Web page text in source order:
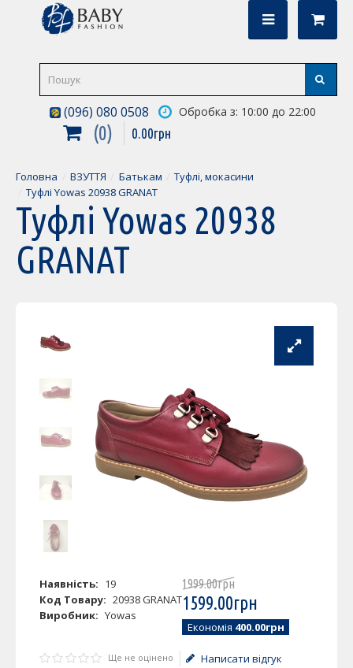
(096) 080 0508 Обробка з: 10:00 до 22:00
0 0.00грн
Головна ВЗУТТЯ Батькам
Туфлі, мокасини
Туфлі Yowas 20938 GRANAT
Туфлі Yowas 20938
GRANAT
Наявність: 19
Код Товару: 20938 GRANAT
Виробник: Yowas
1999.00грн
1599.00грн
Економія 400.00грн
Ще не оцінено Написати відгук